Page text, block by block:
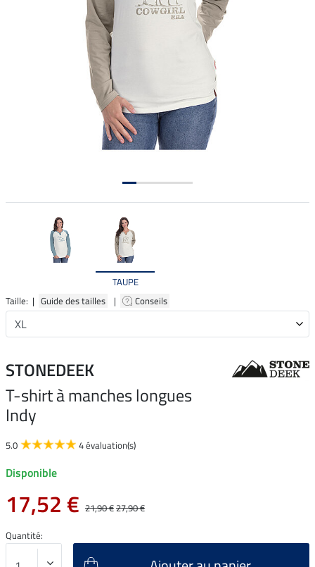
TAUPE
Taille: | Guide des tailles | Conseils
STONEDEEK
T-shirt à manches longues
Indy
5.0 4 évaluation(s)
Disponible
17,52 € 21,90 €27,90 €
Quantité: